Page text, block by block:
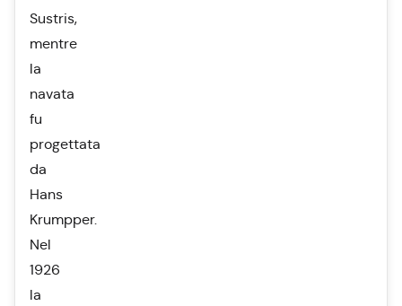
Sustris,
mentre
la
navata
fu
progettata
da
Hans
Krumpper.
Nel
1926
la